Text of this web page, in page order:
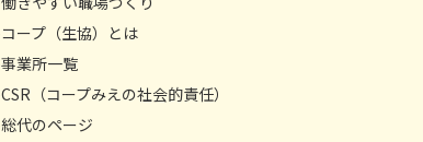
コープ（生協）とは
事業所⼀覧
CSR（コープみえの社会的責任）
総代のページ